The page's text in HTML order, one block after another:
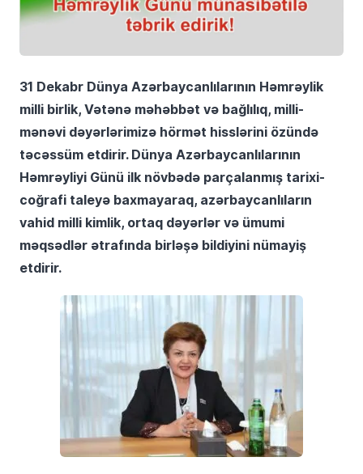
31 Dekabr Dünya Azərbaycanlılarının Həmrəylik
milli birlik, Vətənə məhəbbət və bağlılıq, milli-
mənəvi dəyərlərimizə hörmət hisslərini özündə
təcəssüm etdirir. Dünya Azərbaycanlılarının
Həmrəyliyi Günü ilk növbədə parçalanmış tarixi-
coğrafi taleyə baxmayaraq, azərbaycanlıların
vahid milli kimlik, ortaq dəyərlər və ümumi
məqsədlər ətrafında birləşə bildiyini nümayiş
etdirir.